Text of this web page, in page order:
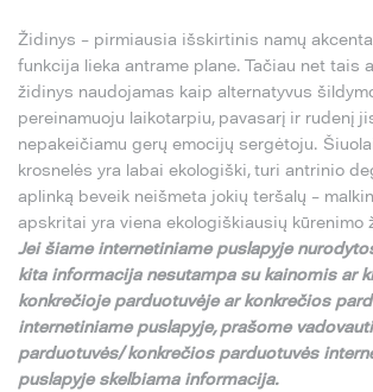
Židinys – pirmiausia išskirtinis namų
funkcija lieka antrame plane. Tačiau net tais
židinys naudojamas kaip alternatyvus
pereinamuoju laikotarpiu, pavasarį ir rudenį
nepakeičiamu gerų emocijų sergėtoju.
krosnelės yra labai ekologiški, turi antrinio
aplinką beveik neišmeta jokių teršalų –
apskritai yra viena ekologiškiausių kūrenimo
Jeišiame internetiniame puslapyje
kita informacija nesutampa sukainomis ar
konkrečioje parduotuvėje ar konkrečios
internetiniame puslapyje,prašome
parduotuvės/ konkrečios parduotuvės
puslapyje skelbiama informacija.